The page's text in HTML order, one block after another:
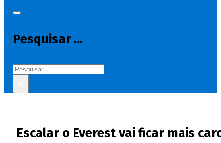
Pesquisar ...
Pesquisar
Escalar o Everest vai ficar mais